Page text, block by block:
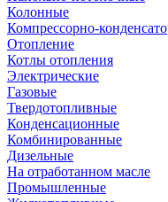
Колонные
Компрессорно-
Отопление
Котлы отопления
Электрические
Газовые
Твердотопливные
Конденсационные
Комбинированные
Дизельные
На отработанном масле
Промышленные